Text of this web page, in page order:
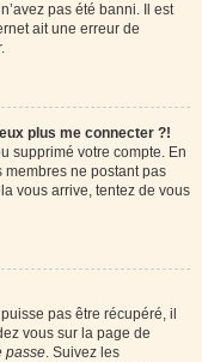
pas été banni. Il est
ait une erreur de
plus me connecter ?!
supprimé votre compte. En
ne postant pas
vous arrive, tentez de vous
pas être récupéré, il
vous sur la page de
passe. Suivez les